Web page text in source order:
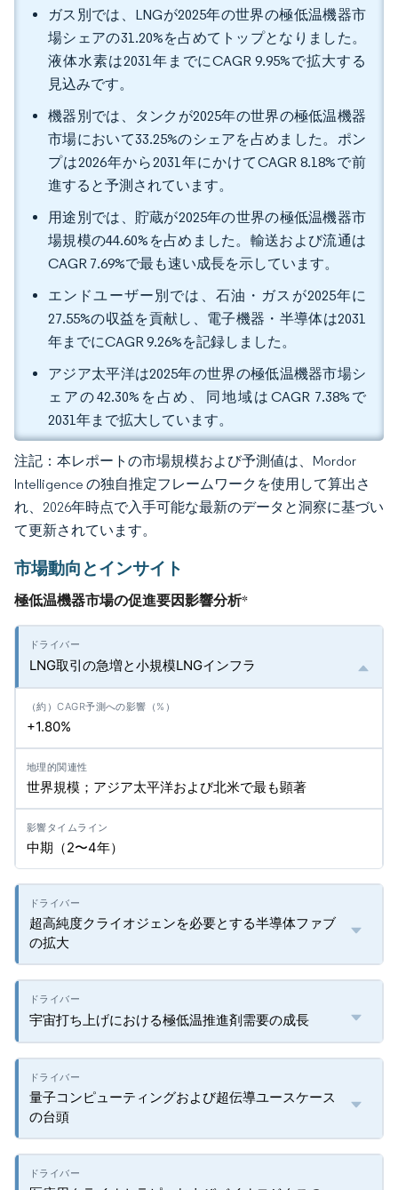
ガス別では、LNGが2025年の世界の極低温機器市
場シェアの31.20%を占めてトップとなりました。
液体水素は2031年までにCAGR 9.95%で拡大する
見込みです。
機器別では、タンクが2025年の世界の極低温機器
市場において33.25%のシェアを占めました。ポン
プは2026年から2031年にかけてCAGR 8.18%で前
進すると予測されています。
用途別では、貯蔵が2025年の世界の極低温機器市
場規模の44.60%を占めました。輸送および流通は
CAGR 7.69%で最も速い成長を示しています。
エンドユーザー別では、石油・ガスが2025年に
27.55%の収益を貢献し、電子機器・半導体は2031
年までにCAGR 9.26%を記録しました。
アジア太平洋は2025年の世界の極低温機器市場シ
ェアの42.30%を占め、同地域はCAGR 7.38%で
2031年まで拡大しています。
注記：本レポートの市場規模および予測値は、Mordor
Intelligence の独自推定フレームワークを使用して算出さ
れ、2026年時点で入手可能な最新のデータと洞察に基づい
て更新されています。
市場動向とインサイト
極低温機器市場の促進要因影響分析*
LNG取引の急増と小規模LNGインフラ
+1.80%
世界規模；アジア太平洋および北米で最も顕著
中期（2〜4年）
超高純度クライオジェンを必要とする半導体ファブ
の拡大
宇宙打ち上げにおける極低温推進剤需要の成長
量子コンピューティングおよび超伝導ユースケース
の台頭